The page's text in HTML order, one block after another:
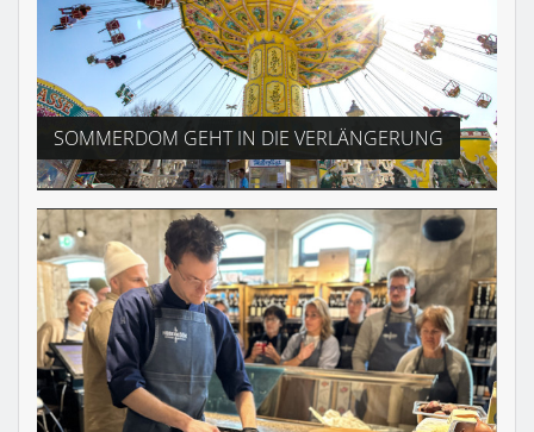
SOMMERDOM GEHT IN DIE VERLÄNGERUNG